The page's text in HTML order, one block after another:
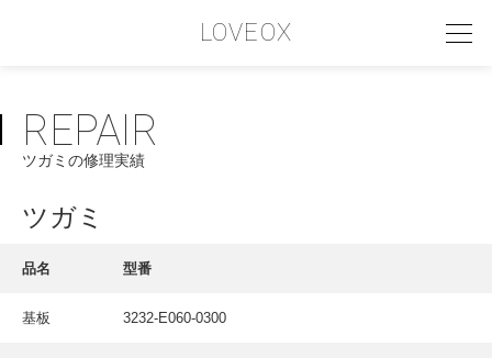
LOVEOX
PHILOSOPHY
フィロソフィー
COMPANY PROFILE
REPAIR
ツガミの修理実績
ツガミ
品名 型番
基板 3232-E060-0300